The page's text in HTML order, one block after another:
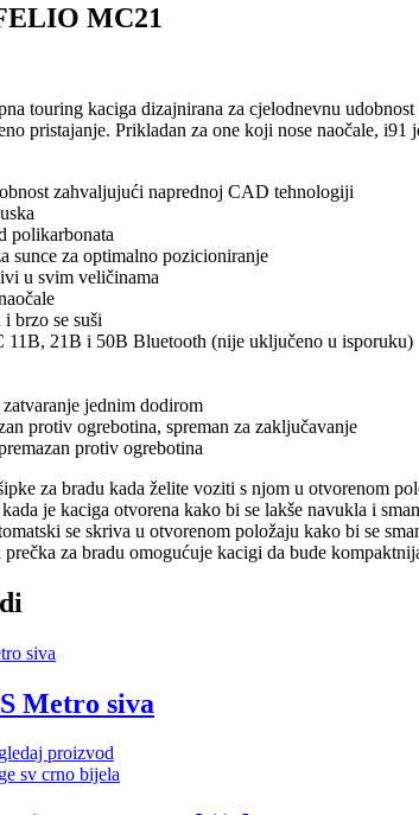
MC21
touring kaciga dizajnirana za cjelodnevnu
pristajanje. Prikladan za one koji nose naočale,
zahvaljujući naprednoj CAD tehnologiji
polikarbonata
sunce za optimalno pozicioniranje
u svim veličinama
brzo se suši
11B, 21B i 50B Bluetooth (nije uključeno u isporuku)
jednim dodirom
protiv ogrebotina, spreman za zaključavanje
protiv ogrebotina
za bradu kada želite voziti s njom u otvorenom
je kaciga otvorena kako bi se lakše navukla i
se skriva u otvorenom položaju kako bi se
prečka za bradu omogućuje kacigi da bude
Metro siva
proizvod